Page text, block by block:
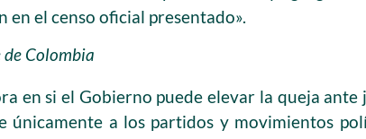
en el censo oficial presentado».
Colombia
en si el Gobierno puede elevar la queja ante
únicamente a los partidos y movimientos